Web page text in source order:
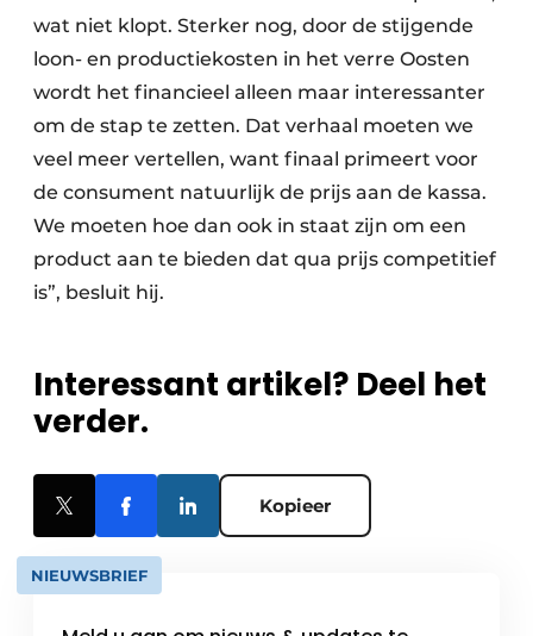
wat niet klopt. Sterker nog, door de stijgende
loon- en productiekosten in het verre Oosten
wordt het financieel alleen maar interessanter
om de stap te zetten. Dat verhaal moeten we
veel meer vertellen, want finaal primeert voor
de consument natuurlijk de prijs aan de kassa.
We moeten hoe dan ook in staat zijn om een
product aan te bieden dat qua prijs competitief
is”, besluit hij.
Interessant artikel? Deel het
verder.
Kopieer
NIEUWSBRIEF